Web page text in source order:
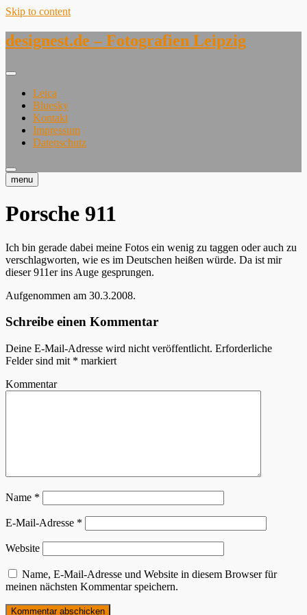
Skip to content
designest.de – Fotografien Leipzig
Leica
Bluesky
Kontakt
Impressum
Datenschutz
menu
Porsche 911
Ich bin gerade dabei meine Fotos ein wenig zu taggen oder auch zu
verschlagworten, wie es im Deutschen heißen würde. Da ist mir
dieser 911er ins Auge gesprungen.
Aufgenommen am 30.3.2008.
Schreibe einen Kommentar
Deine E-Mail-Adresse wird nicht veröffentlicht. Erforderliche
Felder sind mit * markiert
Kommentar
Name *
E-Mail-Adresse *
Website
Name, E-Mail-Adresse und Website in diesem Browser für
meinen nächsten Kommentar speichern.